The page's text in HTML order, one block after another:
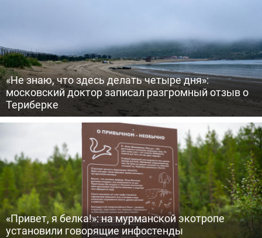
«Не знаю, что здесь делать четыре дня»:
московский доктор записал разгромный отзыв о
Териберке
«Привет, я белка!»: на мурманской экотропе
установили говорящие инфостенды